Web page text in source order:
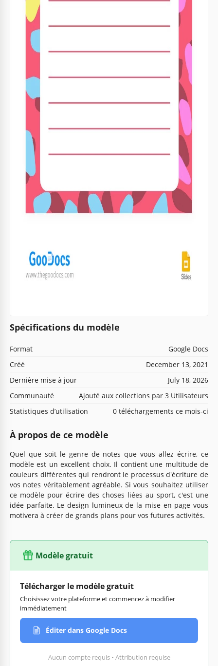
Spécifications du modèle
Format
Google Docs
Créé
December 13, 2021
Dernière mise à jour
July 18, 2026
Communauté
Ajouté aux collections par 3 Utilisateurs
Statistiques d’utilisation
0 téléchargements ce mois-ci
À propos de ce modèle
Quel que soit le genre de notes que vous allez écrire, ce
modèle est un excellent choix. Il contient une multitude de
couleurs différentes qui rendront le processus d'écriture de
vos notes véritablement agréable. Si vous souhaitez utiliser
ce modèle pour écrire des choses liées au sport, c'est une
idée parfaite. Le design lumineux de la mise en page vous
motivera à créer de grands plans pour vos futures activités.
Modèle gratuit
Télécharger le modèle gratuit
Choisissez votre plateforme et commencez à modifier
immédiatement
Éditer dans Google Docs
Aucun compte requis • Attribution requise